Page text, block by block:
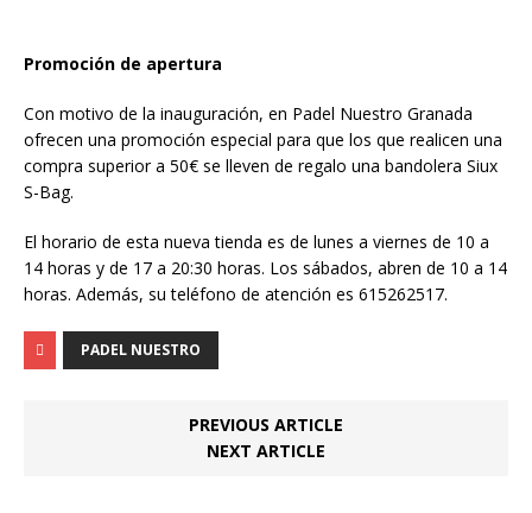
Promoción de apertura
Con motivo de la inauguración, en Padel Nuestro Granada
ofrecen una promoción especial para que los que realicen una
compra superior a 50€ se lleven de regalo una bandolera Siux
S-Bag.
El horario de esta nueva tienda es de lunes a viernes de 10 a
14 horas y de 17 a 20:30 horas. Los sábados, abren de 10 a 14
horas. Además, su teléfono de atención es 615262517.
PADEL NUESTRO
PREVIOUS ARTICLE
NEXT ARTICLE